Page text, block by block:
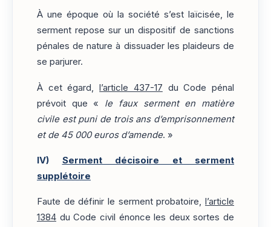
À une époque où la société s’est laïcisée, le
serment repose sur un dispositif de sanctions
pénales de nature à dissuader les plaideurs de
se parjurer.
À cet égard,l’article 437-17 du Code pénal
prévoit que « le faux serment en matière
civile est puni de trois ans d’emprisonnement
et de 45 000 euros d’amende. »
IV) Serment décisoire et serment
supplétoire
Faute de définir le serment probatoire,
l’article
1384 du Code civil énonce les deux sortes de